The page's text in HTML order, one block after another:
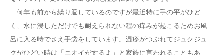
何年も前から繰り返しているのですが最近特に手の平がひど
く、水に浸しただけでも耐えられない程の痒みが起こるためお風
呂に入る時でさえ手袋をしています。湿疹がつぶれてジュクジュ
クがひどい時は「ニオイがするよ」と家族に言われることもあ